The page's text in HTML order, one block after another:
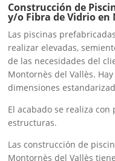
Construcción de
y/o Fibra de Vidrio en
Las piscinas
realizar elevadas,
de las necesidades del
Montornès del Vallès.
dimensiones
El acabado se realiza
estructuras.
Las construcción de
Montornès del Vallès